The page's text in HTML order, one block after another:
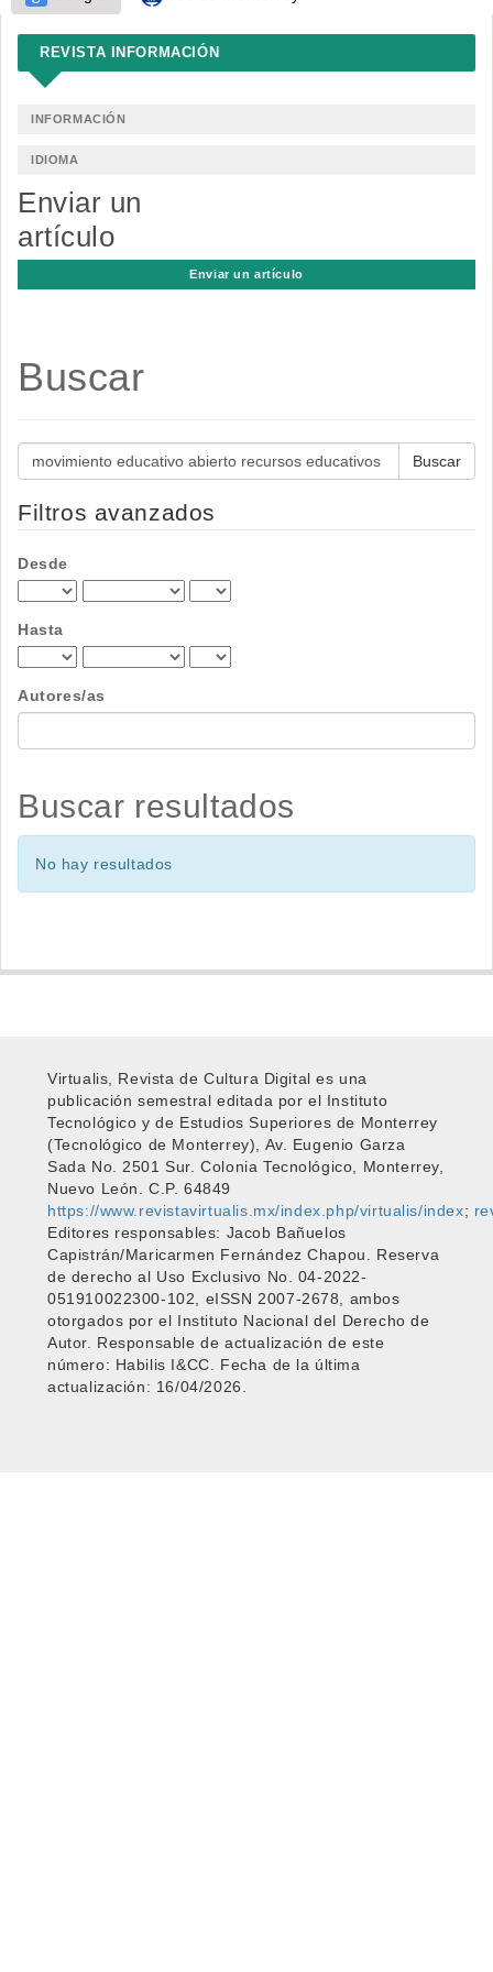
REVISTA INFORMACIÓN
INFORMACIÓN
IDIOMA
Enviar un
artículo
Enviar un artículo
Buscar
Buscar
artículos
Filtros avanzados
Desde
Hasta
Autores/as
Buscar resultados
No hay resultados
Virtualis, Revista de Cultura Digital es una
publicación semestral editada por el Instituto
Tecnológico y de Estudios Superiores de Monterrey
(Tecnológico de Monterrey), Av. Eugenio Garza
Sada No. 2501 Sur. Colonia Tecnológico, Monterrey,
Nuevo León. C.P. 64849
https://www.revistavirtualis.mx/index.php/virtualis/index;
Editores responsables: Jacob Bañuelos
Capistrán/Maricarmen Fernández Chapou. Reserva
de derecho al Uso Exclusivo No. 04-2022-
051910022300-102, eISSN 2007-2678, ambos
otorgados por el Instituto Nacional del Derecho de
Autor. Responsable de actualización de este
número: Habilis I&CC. Fecha de la última
actualización: 16/04/2026.